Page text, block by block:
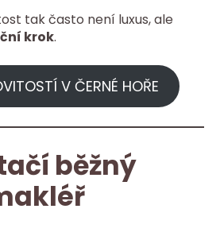
tak často není luxus, ale
krok.
V ČERNÉ HOŘE
běžný